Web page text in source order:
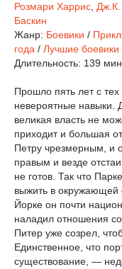
Розмари Харрис
Баскин
Жанр: Боевики /
года / Лучшие боевики
Длительность: 139
Прошло пять лет с
невероятные навыки.
великая власть не
приходит и большая
Петру чрезмерным, и
правым и везде
не готов. Так что
выжить в окружающей
Йорке он почти
наладил отношения
Питер уже созрел,
Единственное, что
существование, —